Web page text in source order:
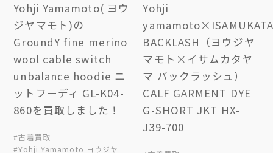
Yohji Yamamoto( ヨウ
ジヤマモト)の
GroundY fine merino
wool cable switch
unbalance hoodie ニ
ットフーディ GL-K04-
860を買取しました！
#古着買取
#Yohji Yamamoto ヨウジヤ
Yohji
BACKLASH（ヨウジヤ
マモト×イサムカタヤ
マ バックラッシュ）
CALF GARMENT DYE
G-SHORT JKT HX-
J39-700